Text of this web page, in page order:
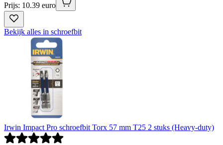
Prijs: 10.39 euro
Bekijk alles in schroefbit
Irwin Impact Pro schroefbit Torx 57 mm T25 2 stuks (Heavy-duty)